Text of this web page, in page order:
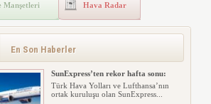
Manşetleri Hava Radar
En Son Haberler
SunExpress’ten rekor hafta sonu:
Türk Hava Yolları ve Lufthansa’nın
ortak kuruluşu olan SunExpress...